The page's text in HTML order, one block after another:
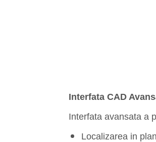
Interfata CAD
Interfata avansata a
Localizarea in